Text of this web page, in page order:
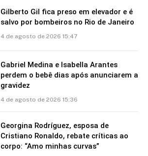
Gilberto Gil fica preso em elevador e é
salvo por bombeiros no Rio de Janeiro
4 de agosto de 2026 15:47
Gabriel Medina e Isabella Arantes
perdem o bebê dias após anunciarem a
gravidez
4 de agosto de 2026 15:36
Georgina Rodríguez, esposa de
Cristiano Ronaldo, rebate críticas ao
corpo: “Amo minhas curvas”